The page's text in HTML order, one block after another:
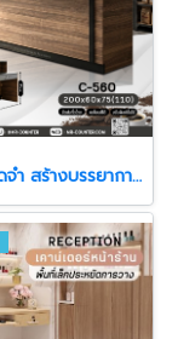
ลุ่มลึก น่าจดจำ สร้างบรรยากาศให้พื้นที่ดูมีตัวตน